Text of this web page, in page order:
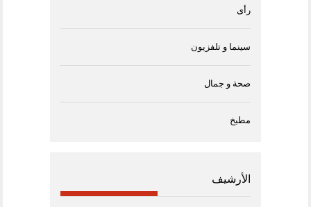
رأى
سينما و تلفزيون
صحة و جمال
مطبخ
الأرشيف